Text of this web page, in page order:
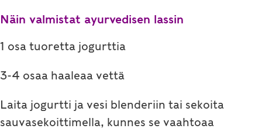
Näin valmistat ayurvedisen lassin
1 osa tuoretta jogurttia
3-4 osaa haaleaa vettä
Laita jogurtti ja vesi blenderiin tai sekoita
sauvasekoittimella, kunnes se vaahtoaa